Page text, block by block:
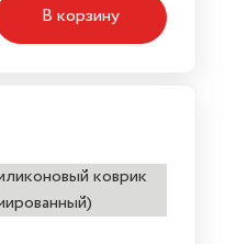
В корзину